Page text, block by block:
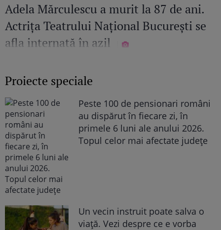
Adela Mărculescu a murit la 87 de ani.
Actrița Teatrului Național București se
afla internată în azil
Proiecte speciale
Peste 100 de pensionari români
au dispărut în fiecare zi, în
primele 6 luni ale anului 2026.
Topul celor mai afectate județe
Un vecin instruit poate salva o
viață. Vezi despre ce e vorba